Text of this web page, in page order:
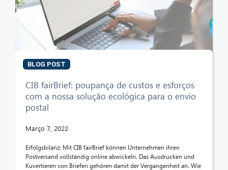
BLOG POST
CIB fairBrief: poupança de custos e esforços
com a nossa solução ecológica para o envio
postal
Março 7, 2022
Erfolgsbilanz: Mit CIB fairBrief können Unternehmen ihren
Postversand vollständig online abwickeln. Das Ausdrucken und
Kuvertieren von Briefen gehören damit der Vergangenheit an. Wie